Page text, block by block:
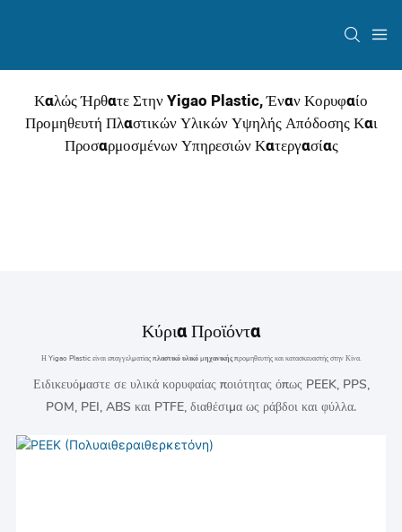
Καλώς Ήρθατε Στην Yigao Plastic, Έναν Κορυφαίο
Προμηθευτή Πλαστικών Υλικών Υψηλής Απόδοσης Και
Προσαρμοσμένων Υπηρεσιών Κατεργασίας
Κύρια Προϊόντα
Η Yigao Plastic είναι επαγγελματίαςπλαστικό υλικό μηχανικήςπρομηθευτής και κατασκευαστής στην Κίνα.
Ειδικευόμαστε σε υλικά κορυφαίας ποιότητας όπως PEEK, PPS,
POM, PEI, ABS και PTFE, διαθέσιμα ως ράβδοι και φύλλα.